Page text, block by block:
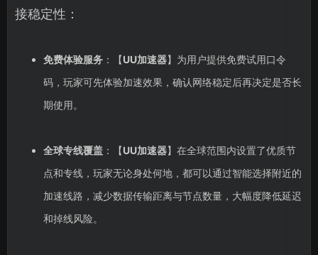
接稳定性：
免费体验服务：【UU加速器】为用户提供免费试用口令
码，玩家可先体验加速效果，确认网络稳定后再决定是否长
期使用。
全球专线覆盖：【UU加速器】在全球范围内设置了优质节
点和专线，玩家无论身处何地，都可以通过智能选择附近的
加速线路，减少数据传输距离与节点数量，大幅度降低延迟
和掉线风险。